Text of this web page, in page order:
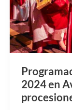
2024 en